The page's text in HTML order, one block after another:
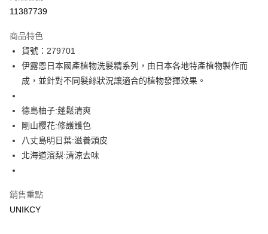
信用卡一次付款
LINE Pay
Apple Pay
悠遊付
Google Pay
每筆NT$70，滿NT$499(含以上)免運費
11387739
商品特色
貨號：279701
伊露恩日本國產植物洗髮精系列，由日本各地特產植物製作而
成，並針對不同髮絲狀況讓適合的植物發揮效果。
德島柚子:蓬鬆清爽
剛山櫻花:修護護色
八丈島明日葉:滋養頭皮
北海道濱梨:清涼去味
銷售重點
UNIKCY